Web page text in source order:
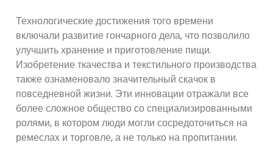
Технологические достижения того времени
включали развитие гончарного дела, что позволило
улучшить хранение и приготовление пищи.
Изобретение ткачества и текстильного производства
также ознаменовало значительный скачок в
повседневной жизни. Эти инновации отражали все
более сложное общество со специализированными
ролями, в котором люди могли сосредоточиться на
ремеслах и торговле, а не только на пропитании.